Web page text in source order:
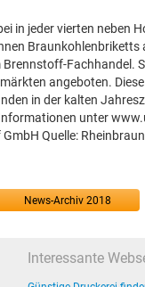
in jeder vierten neben
Braunkohlenbriketts
Fachhandel.
angeboten.
in der kalten
unter
Quelle:
News-Archiv 2018
Interessante